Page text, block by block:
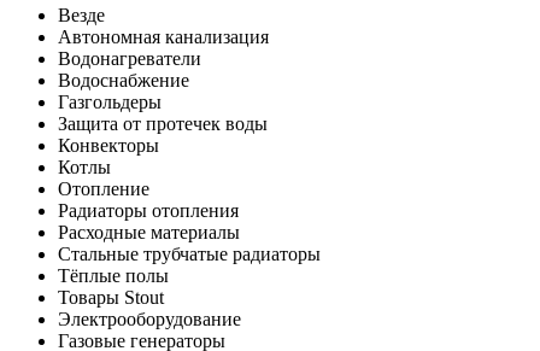
Везде
Автономная канализация
Водонагреватели
Водоснабжение
Газгольдеры
Защита от протечек воды
Конвекторы
Котлы
Отопление
Радиаторы отопления
Расходные материалы
Стальные трубчатые радиаторы
Тёплые полы
Товары Stout
Электрооборудование
Газовые генераторы